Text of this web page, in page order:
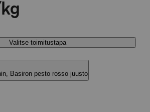
Valitse toimitustapa
Basiron pesto rosso juusto